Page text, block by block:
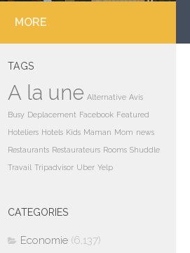
MORE
TAGS
A la une Alternative Avis
Busy Deplacement Facebook Featured
Hoteliers Hotels Kids Maman Mom news
Restaurants Restaurateurs Rooms Shuddle
Travail Tripadvisor Uber Yelp
CATEGORIES
Economie (6,137)